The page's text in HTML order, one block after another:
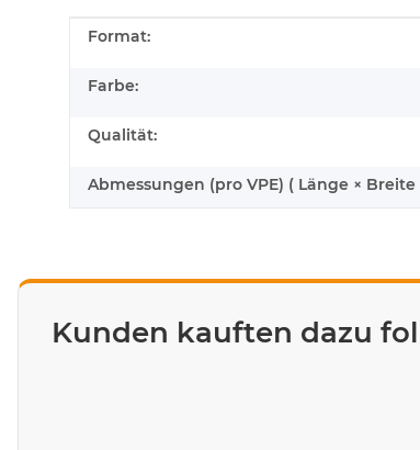
Produkteigenschaft
Wert
Format:
Farbe:
Qualität:
Abmessungen (pro VPE) ( Länge × Breite
Kunden kauften dazu